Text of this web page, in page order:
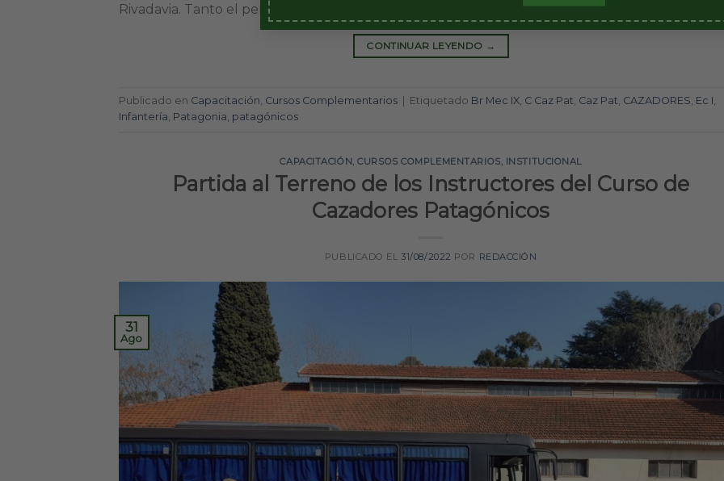
Rivadavia. Tanto el personal de instructores, […]
CONTINUAR LEYENDO →
Publicado en Capacitación Cursos Complementarios Etiquetado Br Mec IX C Caz Pat Caz Pat CAZADORES Ec I
Infantería Patagonia patagónicos
CAPACITACIÓN ,CURSOS COMPLEMENTARIOS INSTITUCIONAL
Partida al Terreno de los Instructores del Curso de
Cazadores Patagónicos
PUBLICADO EL 31/08/2022 POR REDACCIÓN
31
Ago